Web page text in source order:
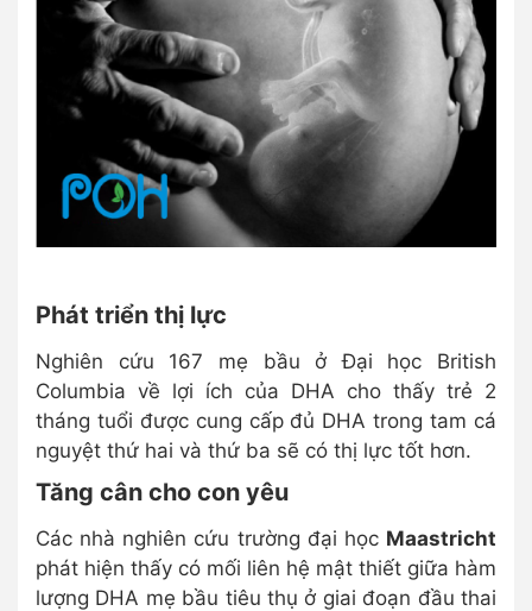
Phát triển thị lực
Nghiên cứu 167 mẹ bầu ở Đại học British
Columbia về lợi ích của DHA cho thấy trẻ 2
tháng tuổi được cung cấp đủ DHA trong tam cá
nguyệt thứ hai và thứ ba sẽ có thị lực tốt hơn.
Tăng cân cho con yêu
Các nhà nghiên cứu trường đại học Maastricht
phát hiện thấy có mối liên hệ mật thiết giữa hàm
lượng DHA mẹ bầu tiêu thụ ở giai đoạn đầu thai